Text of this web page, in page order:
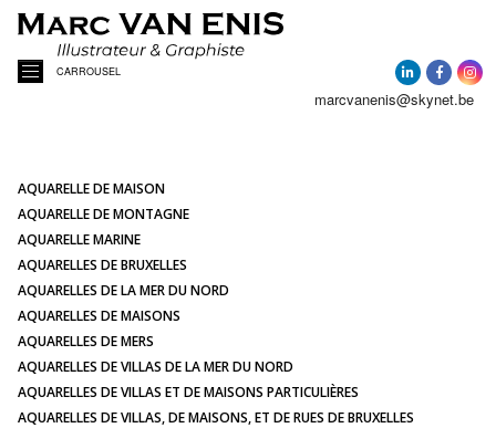
CARROUSEL
A PROPOS
ACTUALITÉ
AQUARELLES
marcvanenis@skynet.be
AQUARELLE DE MAISON
AQUARELLE DE MONTAGNE
AQUARELLE MARINE
AQUARELLES DE BRUXELLES
AQUARELLES DE LA MER DU NORD
AQUARELLES DE MAISONS
AQUARELLES DE MERS
AQUARELLES DE VILLAS DE LA MER DU NORD
AQUARELLES DE VILLAS ET DE MAISONS PARTICULIÈRES
AQUARELLES DE VILLAS, DE MAISONS, ET DE RUES DE BRUXELLES